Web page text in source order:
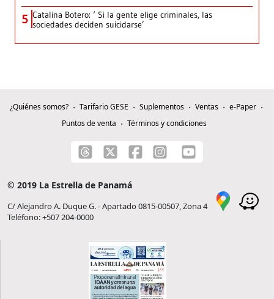
5 Catalina Botero: ‘ Si la gente elige criminales, las
sociedades deciden suicidarse’
¿Quiénes somos? Tarifario GESE Suplementos Ventas
e-Paper
Puntos de venta
Términos y condiciones
© 2019 La Estrella de Panamá
C/ Alejandro A. Duque G. - Apartado 0815-00507, Zona 4
Teléfono: +507 204-0000